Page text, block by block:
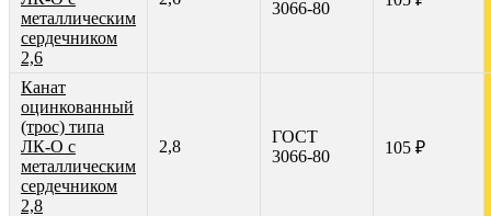
металлическим
сердечником
2,6
3066-80
Канат
оцинкованный
(трос) типа
ЛК-О с
металлическим
сердечником
2,8
2,8
ГОСТ
3066-80
105 ₽